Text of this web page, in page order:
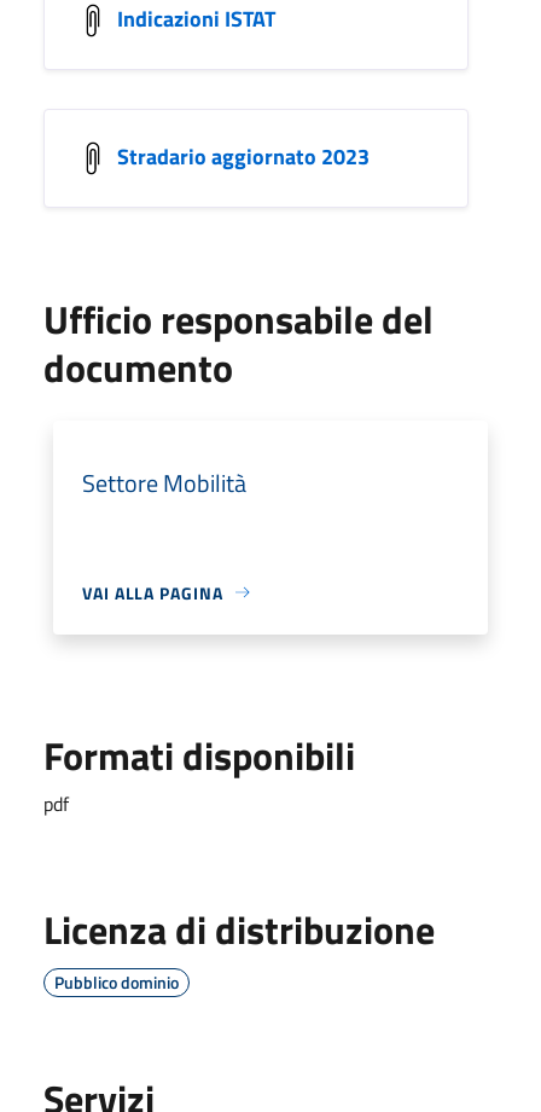
Indicazioni ISTAT
Stradario aggiornato 2023
Ufficio responsabile del
documento
Settore Mobilità
VAI ALLA PAGINA
Formati disponibili
pdf
Licenza di distribuzione
Pubblico dominio
Servizi